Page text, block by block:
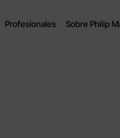
Profesionales Sobre Philip